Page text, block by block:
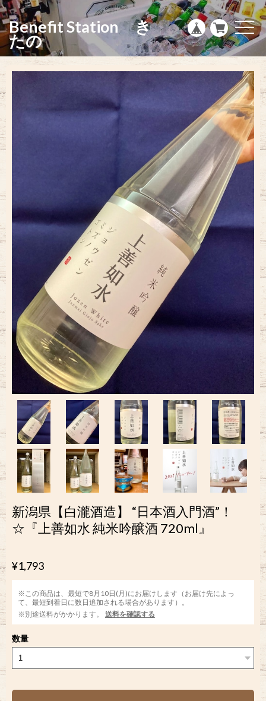
Benefit Station き
たの
t
o
g
g
e
n
a
v
i
g
a
t
i
o
n
新潟県【白瀧酒造】 “日本酒入門酒”！
☆『上善如水 純米吟醸酒 720ml』
¥1,793
※この商品は、最短で8月10日(月)にお届けします（お届け先によっ
て、最短到着日に数日追加される場合があります）。
※別途送料がかかります。
送料を確認する
数量
g
l
e
n
a
v
i
a
t
i
o
n